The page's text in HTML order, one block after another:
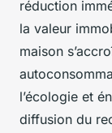
réduction
la valeur
maison
l’écologie et
diffusion du